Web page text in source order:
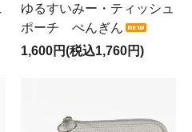
ゆるすいみー・ティッシュ
ポーチ ぺんぎん
1,600円(税込1,760円)